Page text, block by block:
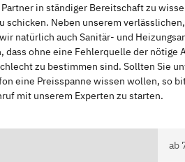
in ständiger Bereitschaft zu
schicken. Neben unserem
natürlich auch Sanitär- und
dass ohne eine Fehlerquelle der nötige
zu bestimmen sind. Sollten Sie
eine Preisspanne wissen wollen, so
mit unserem Experten zu starten.
ab